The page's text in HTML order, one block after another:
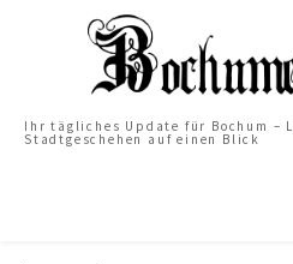
Ihr tägliches Update für Bochum –
Stadtgeschehen auf einen Blick